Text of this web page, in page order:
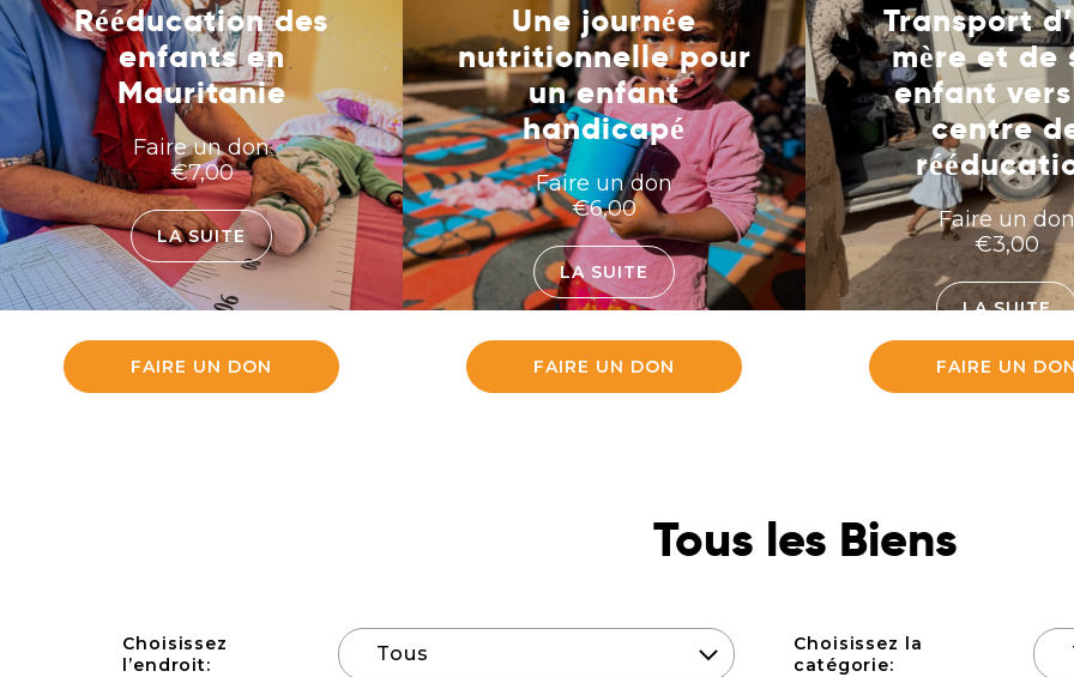
Rééducation des
enfants en
Mauritanie
Faire un don
€7,00
LA SUITE
FAIRE UN DON
Une journée
nutritionnelle pour
un enfant
handicapé
Faire un don
€6,00
LA SUITE
FAIRE UN DON
Transport
mère et de
enfant
centre
Faire un don
€3,00
LA SUITE
FAIRE UN
Tous les Biens
Choisissez
l’endroit:
Tous
Choisissez la
catégorie: